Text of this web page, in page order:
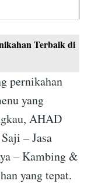
Terbaik di
pernikahan
yang
AHAD
– Jasa
– Kambing &
yang tepat.